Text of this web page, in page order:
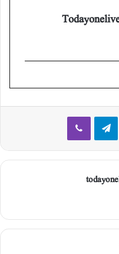
Telegram